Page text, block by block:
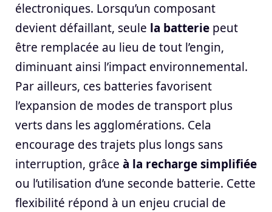
électroniques. Lorsqu’un composant
devient défaillant, seule la batterie peut
être remplacée au lieu de tout l’engin,
diminuant ainsi l’impact environnemental.
Par ailleurs, ces batteries favorisent
l’expansion de modes de transport plus
verts dans les agglomérations. Cela
encourage des trajets plus longs sans
interruption, grâce à la recharge simplifiée
ou l’utilisation d’une seconde batterie. Cette
flexibilité répond à un enjeu crucial de